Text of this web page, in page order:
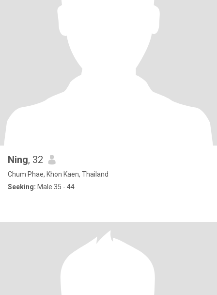
Ning, 32
Chum Phae, Khon Kaen, Thailand
Seeking: Male 35 - 44